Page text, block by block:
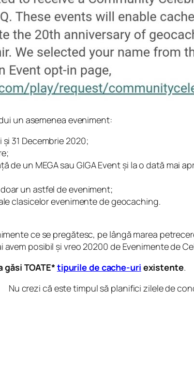
un asemenea eveniment:
31 Decembrie 2020;
de un MEGA sau GIGA Event și la o dată mai
un astfel de eveniment;
clasicelor evenimente de geocaching.
ce se pregătesc, pe lângă marea
avem posibil și vreo 20200 de Evenimente de
TOATE* tipurile de cache-uri existente.
Nu crezi că este timpul să planifici zilele de